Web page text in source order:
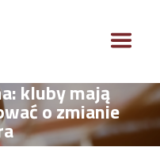
kluby mają
o zmianie